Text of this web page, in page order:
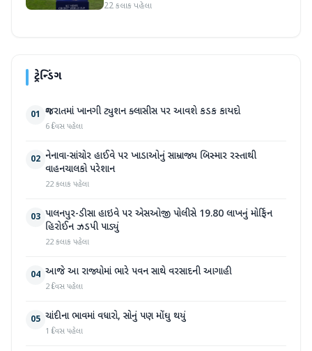
22 કલાક પહેલા
ટ્રેન્ડિંગ
01 ગુજરાતમાં ખાનગી ટ્યુશન ક્લાસીસ પર આવશે કડક કાયદો
6 દિવસ પહેલા
02 નેનાવા-સાંચોર હાઈવે પર ખાડાઓનું સામ્રાજ્ય બિસ્માર રસ્તાથી
વાહનચાલકો પરેશાન
22 કલાક પહેલા
03 પાલનપુર-ડીસા હાઇવે પર એસઓજી પોલીસે 19.80 લાખનું મોર્ફિન
હિરોઈન ઝડપી પાડ્યું
22 કલાક પહેલા
04 આજે આ રાજ્યોમાં ભારે પવન સાથે વરસાદની આગાહી
2 દિવસ પહેલા
05 ચાંદીના ભાવમાં વધારો, સોનું પણ મોંઘુ થયું
1 દિવસ પહેલા